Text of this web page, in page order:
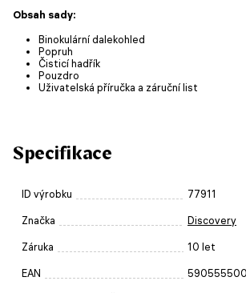
Obsah sady:
Binokulární dalekohled
Popruh
Čisticí hadřík
Pouzdro
Uživatelská příručka a záruční list
Specifikace
ID výrobku 77911
Značka Discovery
Záruka 10 let
EAN